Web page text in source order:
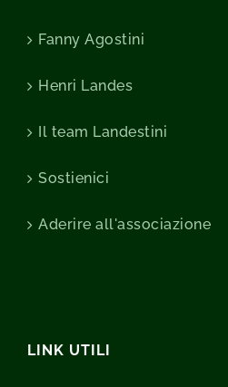
Fanny Agostini
Henri Landes
Il team Landestini
Sostienici
Aderire all'associazione
LINK UTILI